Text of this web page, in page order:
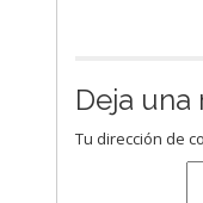
Deja una
Tu dirección de